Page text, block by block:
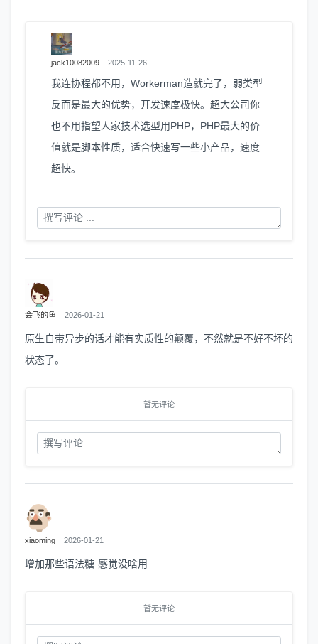
jack10082009 2025-11-26
我连协程都不用，Workerman造就完了，弱类型
反而是最大的优势，开发速度极快。超大公司你
也不用指望人家技术选型用PHP，PHP最大的价
值就是脚本性质，适合快速写一些小产品，速度
超快。
会飞的鱼 2026-01-21
原生自带异步的话才能有实质性的颠覆，不然就是不好不坏的
状态了。
暂无评论
xiaoming 2026-01-21
增加那些语法糖 感觉没啥用
暂无评论